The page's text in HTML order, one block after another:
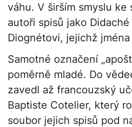
váhu. V širším smyslu ke
autoři spisů jako
Diognétovi, jejichž
Samotné označení
poměrně mladé. Do
zavedl až francouzský
Baptiste Cotelier, který
soubor jejich spisů pod